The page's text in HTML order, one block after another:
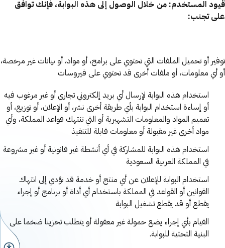
قيود المستخدم: من خلال الوصول إلى هذه البوابة، فإنك توافق
على تجنب:
توفير أو تحميل الملفات التي تحتوي على برامج، أو مواد، أو بيانات غير مرخصة،
أو أي معلومات، أو ملفات أخرى قد تحتوي على فيروسات
استخدام هذه البوابة لإرسال أي بريد إلكتروني تجاري أو غير مرغوب فيه
أو إساءة استخدام البوابة بأي طريقة أخرى نشر، أو الإعلان، أو توزيع، أو
تعميم المواد والمعلومات التشهيرية أو التي تنتهك قواعد المملكة، وأي
مواد أخرى غير مقبولة أو معلومات قابلة للتنفيذ
استخدام هذه البوابة للمشاركة في أي أنشطة غير قانونية أو غير مشروعة
في المملكة العربية السعودية
استخدام البوابة للإعلان عن أي منتج أو خدمة قد تؤدي إلى انتهاك
القوانين أو القواعد في المملكة باستخدام أي أداة أو برنامج أو إجراء
يقطع أو قد يقطع تشغيل البوابة
القيام بأي إجراء يضع حمولة غير معقولة أو يتطلب تخزينا ضخما على
البنية التحتية للبوابة.